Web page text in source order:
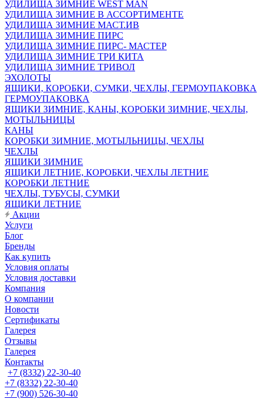
УДИЛИЩА ЗИМНИЕ WEST MAN
УДИЛИЩА ЗИМНИЕ В АССОРТИМЕНТЕ
УДИЛИЩА ЗИМНИЕ МАСТ.ИВ
УДИЛИЩА ЗИМНИЕ ПИРС
УДИЛИЩА ЗИМНИЕ ПИРС- МАСТЕР
УДИЛИЩА ЗИМНИЕ ТРИ КИТА
УДИЛИЩА ЗИМНИЕ ТРИВОЛ
ЭХОЛОТЫ
ЯЩИКИ, КОРОБКИ, СУМКИ, ЧЕХЛЫ, ГЕРМОУПАКОВКА
ГЕРМОУПАКОВКА
ЯЩИКИ ЗИМНИЕ, КАНЫ, КОРОБКИ ЗИМНИЕ, ЧЕХЛЫ,
МОТЫЛЬНИЦЫ
КАНЫ
КОРОБКИ ЗИМНИЕ, МОТЫЛЬНИЦЫ, ЧЕХЛЫ
ЧЕХЛЫ
ЯЩИКИ ЗИМНИЕ
ЯЩИКИ ЛЕТНИЕ, КОРОБКИ, ЧЕХЛЫ ЛЕТНИЕ
КОРОБКИ ЛЕТНИЕ
ЧЕХЛЫ, ТУБУСЫ, СУМКИ
ЯЩИКИ ЛЕТНИЕ
Акции
Услуги
Блог
Бренды
Как купить
Условия оплаты
Условия доставки
Компания
О компании
Новости
Сертификаты
Галерея
Отзывы
Галерея
Контакты
+7 (8332) 22-30-40
+7 (8332) 22-30-40
+7 (900) 526-30-40